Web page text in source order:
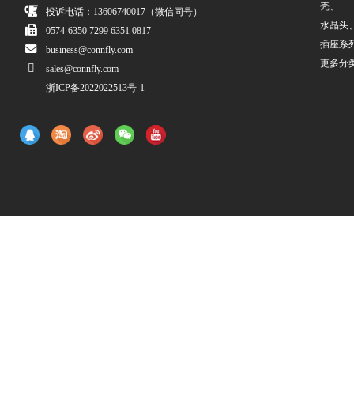
投诉电话：13606740017（微信同号）
0574-6350 7299 6351 0817
business@connfly.com
sales@connfly.com
浙ICP备2022022513号-1
壳、···
水晶头
插座系
更多分